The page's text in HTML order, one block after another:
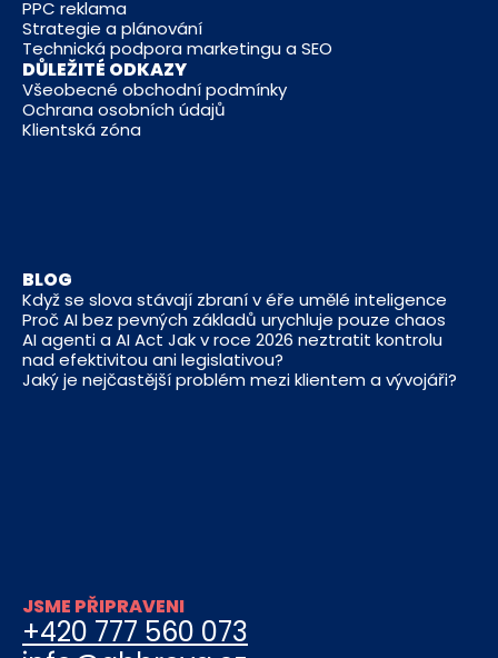
PPC reklama
Strategie a plánování
Technická podpora marketingu a SEO
DŮLEŽITÉ ODKAZY
Všeobecné obchodní podmínky
Ochrana osobních údajů
Klientská zóna
BLOG
Když se slova stávají zbraní v éře umělé inteligence
Proč AI bez pevných základů urychluje pouze chaos
AI agenti a AI Act Jak v roce 2026 neztratit kontrolu
nad efektivitou ani legislativou?
Jaký je nejčastější problém mezi klientem a vývojáři?
JSME PŘIPRAVENI
+420 777 560 073